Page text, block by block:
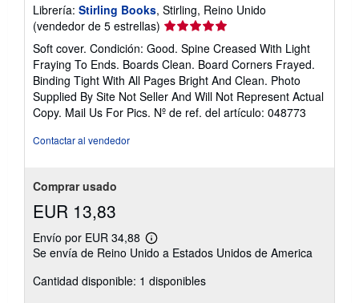
Librería: Stirling Books, Stirling, Reino Unido
(vendedor de 5 estrellas) Calificación
del
vendedor:
5
de
5
estrellas
Soft cover. Condición: Good. Spine Creased With Light
Fraying To Ends. Boards Clean. Board Corners Frayed.
Binding Tight With All Pages Bright And Clean. Photo
Supplied By Site Not Seller And Will Not Represent Actual
Copy. Mail Us For Pics. Nº de ref. del artículo: 048773
Contactar al vendedor
Comprar usado
EUR 13,83
Envío por EUR 34,88
Más
información
las
tarifas
Se envía de Reino Unido a Estados Unidos de America
Cantidad disponible: 1 disponibles